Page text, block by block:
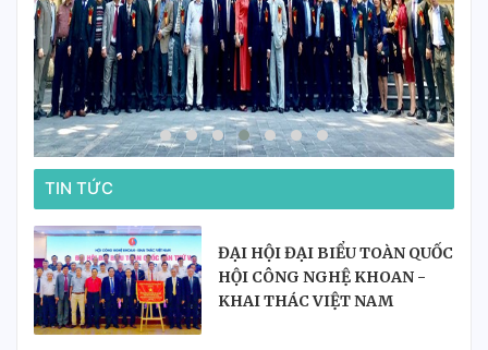
TIN TỨC
ĐẠI HỘI ĐẠI BIỂU TOÀN QUỐC
HỘI CÔNG NGHỆ KHOAN -
KHAI THÁC VIỆT NAM